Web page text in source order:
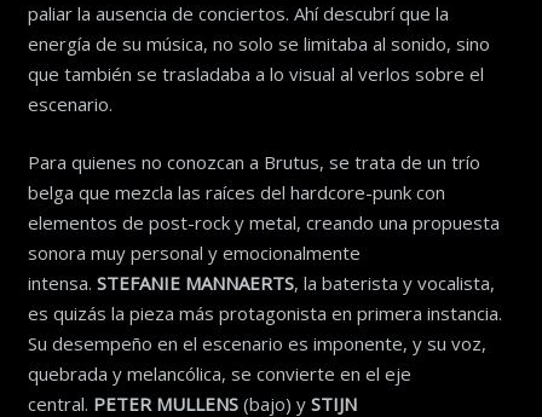
paliar la ausencia de conciertos. Ahí descubrí que la
energía de su música, no solo se limitaba al sonido, sino
que también se trasladaba a lo visual al verlos sobre el
escenario.
Para quienes no conozcan a Brutus, se trata de un trío
belga que mezcla las raíces del hardcore-punk con
elementos de post-rock y metal, creando una propuesta
sonora muy personal y emocionalmente
intensa. STEFANIE MANNAERTS, la baterista y vocalista,
es quizás la pieza más protagonista en primera instancia.
Su desempeño en el escenario es imponente, y su voz,
quebrada y melancólica, se convierte en el eje
central. PETER MULLENS(bajo) y STIJN